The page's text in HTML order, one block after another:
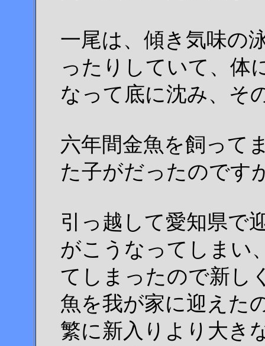
一尾は、傾き気味の
ったりしていて、体
なって底に沈み、そ
六年間金魚を飼って
た子がだったのです
引っ越して愛知県で
がこうなってしまい
てしまったので新し
魚を我が家に迎えた
繁に新入りより大き